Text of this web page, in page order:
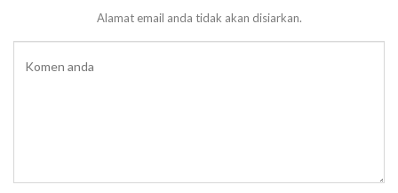
Alamat email anda tidak akan disiarkan.